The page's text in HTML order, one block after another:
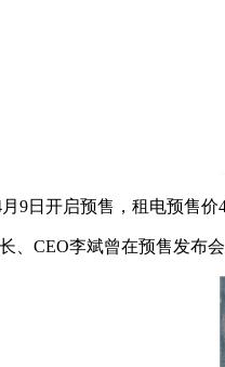
日开启预售，租电预售价
CEO李斌曾在预售发布会